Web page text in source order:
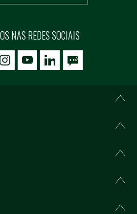
NAS REDES SOCIAIS
icon-social02icon-social03